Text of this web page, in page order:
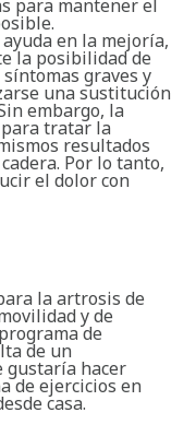
para mantener el
en la mejoría,
la posibilidad de
graves y
una sustitución
embargo, la
tratar la
resultados
Por lo tanto,
el dolor con
la artrosis de
y de
de
de un
gustaría hacer
de ejercicios en
casa.